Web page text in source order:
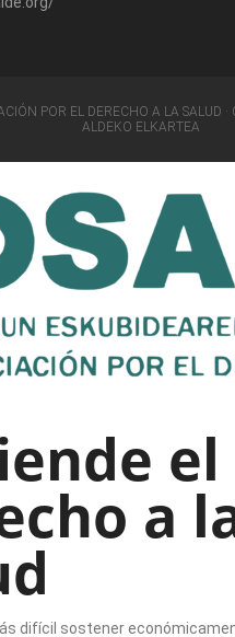
POR EL DERECHO A LA SALUD ·
ALDEKO ELKARTEA
el
a
difícil sostener